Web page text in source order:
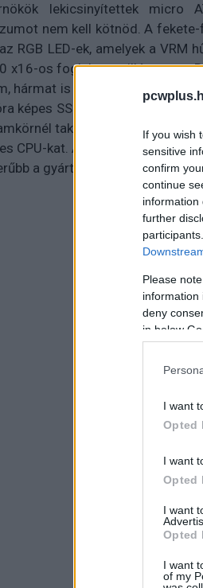
If you wish
sensitive
confirm
continue
information
further
Please
information
deny
in below
I want
Opted
I want
Opted
I want
Opted
I want
of my
lekicsinyítettek micro
nem kell kötnöd. A
RGB LED-ek, amelyek a
x16-os foglalat, a villámgyors
hármat is kapsz, amelyek
képes SSD-ket is simán
takarékoskodnak és
CPU-kat. A portok között
a gyártók körében), sőt, a